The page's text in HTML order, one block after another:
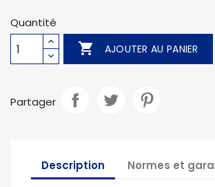
Quantité
 AJOUTER AU PANIER
Partager
Description Normes et